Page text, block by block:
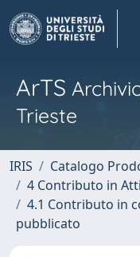
ArTS
Trieste
IRIS
Catalogo
4 Contributo in
4.1 Contributo in
pubblicato